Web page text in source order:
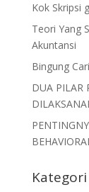
Kok Skripsi
Teori Yang
Akuntansi
Bingung
DUA PILAR
Kategori